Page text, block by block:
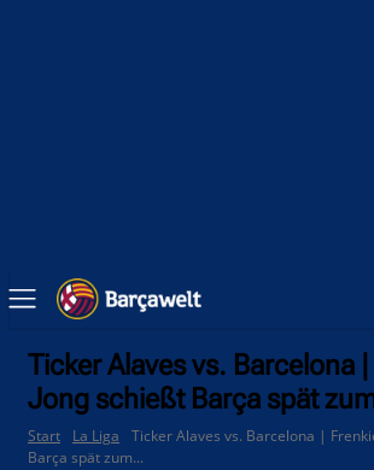
Ticker Alaves vs. Barcelona
Jong schießt Barça spät
Start La Liga
Ticker Alaves vs. Barcelona |
Barça spät zum...